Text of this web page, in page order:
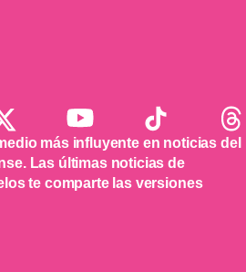
más influyente en noticias del
Las últimas noticias de
te comparte las versiones